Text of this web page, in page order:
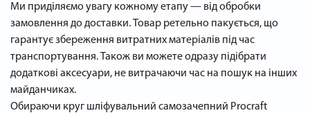
Ми приділяємо увагу кожному етапу — від обробки
замовлення до доставки. Товар ретельно пакується, що
гарантує збереження витратних матеріалів під час
транспортування. Також ви можете одразу підібрати
додаткові аксесуари, не витрачаючи час на пошук на інших
майданчиках.
Обираючи круг шліфувальний самозачепний Procraft